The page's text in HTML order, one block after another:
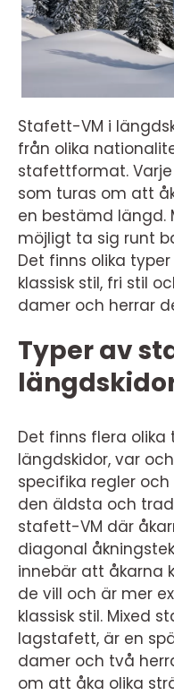
Stafett-VM i
från olika
stafettformat.
som turas om att
en bestämd längd.
möjligt ta sig runt
Det finns olika
klassisk stil, fri stil
damer och herrar
Typer av
Det finns flera
längdskidor, var
specifika regler och
den äldsta och
stafett-VM där
diagonal
innebär att åkarna
de vill och är mer
klassisk stil. Mixed
lagstafett, är en
damer och två
om att åka olika